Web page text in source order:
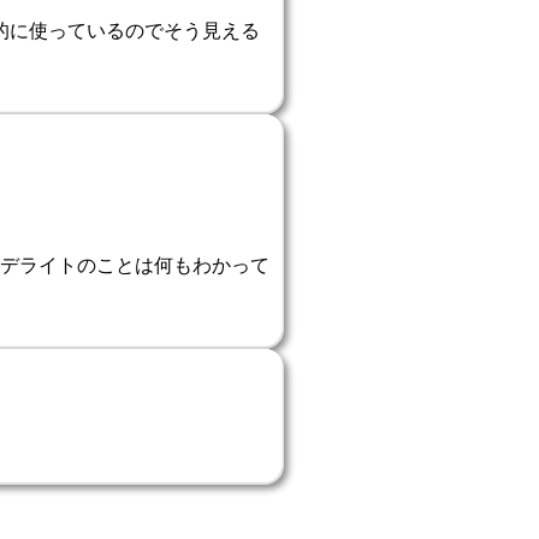
使っているのでそう見える
ライトのことは何もわかって